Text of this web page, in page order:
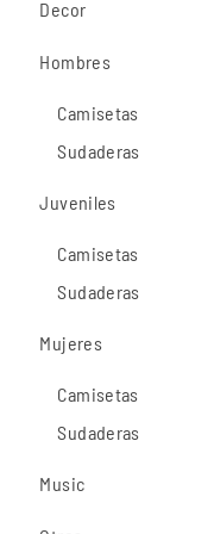
Decor
Hombres
Camisetas
Sudaderas
Juveniles
Camisetas
Sudaderas
Mujeres
Camisetas
Sudaderas
Music